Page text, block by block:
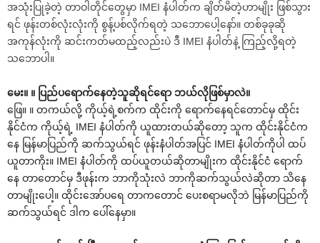
အသုံးပြုခဲ့တဲ့ တာဝါတိုင်တွေမှာ IMEI နံပါတ်က ချိတ်မိတဲ့ဟာမျိုး ဖြစ်သွား
ရင် ဖုန်းတစ်လုံးလုံးကို စွန့်ပစ်လိုက်ရတဲ့ သဘောပေါ့နော်။ တစ်ခုခုဆို
အကုန်လုံးကို ဆင်းကတ်မထည့်လည်းပဲ ဒီ IMEI နံပါတ်နဲ့ ကြည့်လို့ရတဲ့
သဘောပါ။
မေး။ ။ ပြည်ပရောက်နေတဲ့သူဆိုရင်ရော ဘယ်လိုဖြစ်မှာလဲ။
ဖြေ။ ။ တကယ်လို့ ကိုယ့်ရဲ့စက်က ထိုင်းကို ရောက်နေရင်တောင်မှ ထိုင်း
နိုင်ငံက ကိုယ့်ရဲ့ IMEI နံပါတ်ကို ယူထားတယ်ဆိုတော့ သူက ထိုင်းနိုင်ငံက
နေ မြန်မာပြည်ကို ဆက်သွယ်ရင် ဖုန်းနံပါတ်အပြင် IMEI နံပါတ်ကိုပါ ထပ်
ယူတာကိုး။ IMEI နံပါတ်ကို ထပ်ယူတယ်ဆိုတာမျိုးက ထိုင်းနိုင်ငံ ရောက်
နေ တာတောင်မှ ဒီဖုန်းက ဘာကိုသုံးလဲ ဘာကိုဆက်သွယ်လဲဆိုတာ သိနေ
တာမျိုးပေါ့။ ထိုင်းအော်ပရေ တာကတောင် ပေးစရာမလိုဘဲ မြန်မာပြည်ကို
ဆက်သွယ်ရင် ဒါက ပေါ်နေမှာ။